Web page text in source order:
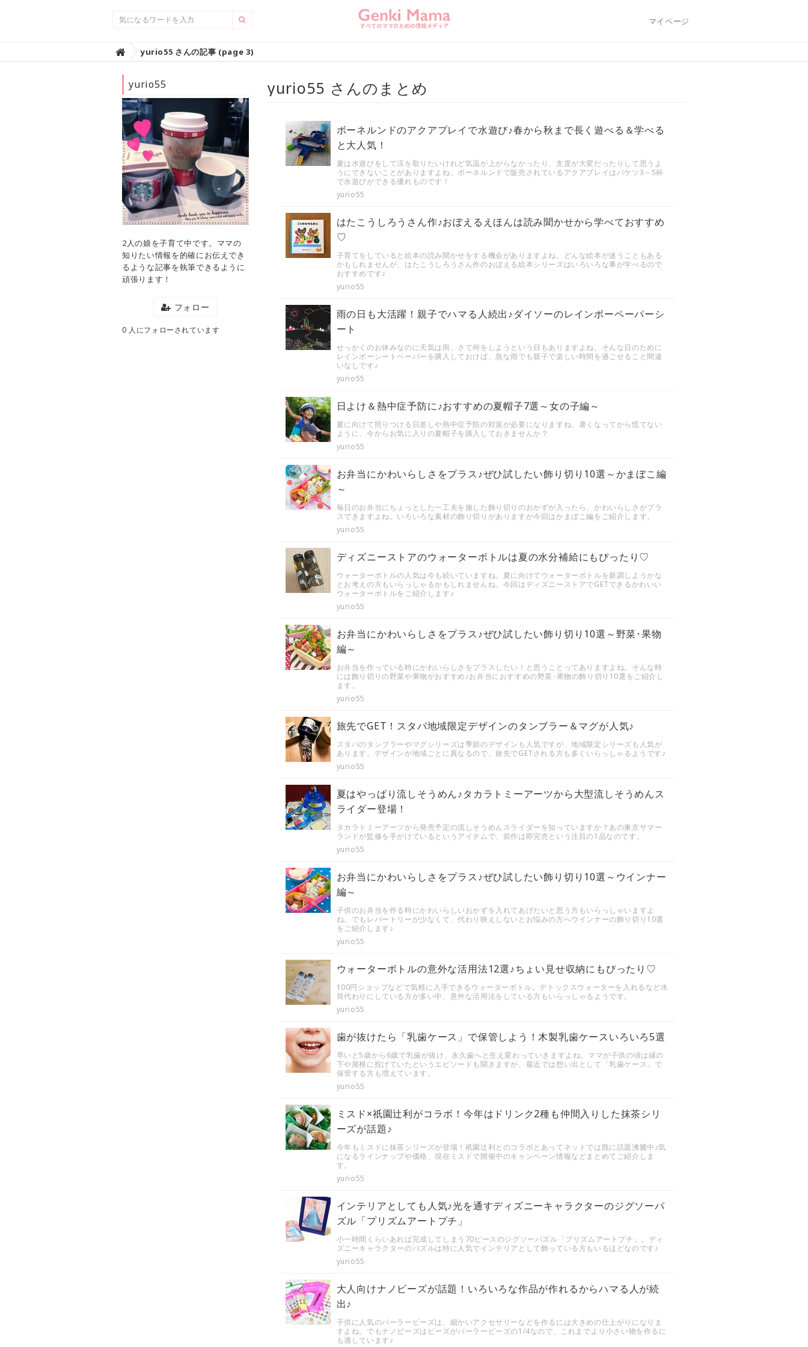
マイページ
Homeyurio55 さんの記事 (page 3)
yurio55
2人の娘を子育て中です。ママの
知りたい情報を的確にお伝えでき
るような記事を執筆できるように
頑張ります！
フォロー
0 人にフォローされています
yurio55 さんのまとめ
ボーネルンドのアクアプレイで水遊び♪春から秋まで長く遊べる＆学べる
と大人気！
夏は水遊びをして涼を取りたいけれど気温が上がらなかったり、支度が大変だったりして思うよ
うにできないことがありますよね。ボーネルンドで販売されているアクアプレイはバケツ3～5杯
で水遊びができる優れものです！
yurio55
はたこうしろうさん作♪おぼえるえほんは読み聞かせから学べておすすめ
♡
子育てをしていると絵本の読み聞かせをする機会がありますよね。どんな絵本が迷うこともある
かもしれませんが、はたこうしろうさん作のおぼえる絵本シリーズはいろいろな事が学べるので
おすすめです♪
yurio55
雨の日も大活躍！親子でハマる人続出♪ダイソーのレインボーペーパーシ
ート
せっかくのお休みなのに天気は雨。さて何をしようという日もありますよね。そんな日のために
レインボーシートペーパーを購入しておけば、急な雨でも親子で楽しい時間を過ごせること間違
いなしです♪
yurio55
日よけ＆熱中症予防に♪おすすめの夏帽子7選～女の子編～
夏に向けて照りつける日差しや熱中症予防の対策が必要になりますね。暑くなってから慌てない
ように、今からお気に入りの夏帽子を購入しておきませんか？
yurio55
お弁当にかわいらしさをプラス♪ぜひ試したい飾り切り10選～かまぼこ編
～
毎日のお弁当にちょっとした一工夫を施した飾り切りのおかずが入ったら、かわいらしさがプラ
スできますよね。いろいろな素材の飾り切りがありますが今回はかまぼこ編をご紹介します。
yurio55
ディズニーストアのウォーターボトルは夏の水分補給にもぴったり♡
ウォーターボトルの人気は今も続いていますね。夏に向けてウォーターボトルを新調しようかな
とお考えの方もいらっしゃるかもしれませんね。今回はディズニーストアでGETできるかわいい
ウォーターボトルをご紹介します♪
yurio55
お弁当にかわいらしさをプラス♪ぜひ試したい飾り切り10選～野菜･果物
編～
お弁当を作っている時にかわいらしさをプラスしたい！と思うことってありますよね。そんな時
には飾り切りの野菜や果物がおすすめ♪お弁当におすすめの野菜･果物の飾り切り10選をご紹介し
ます。
yurio55
旅先でGET！スタバ地域限定デザインのタンブラー＆マグが人気♪
スタバのタンブラーやマグシリーズは季節のデザインも人気ですが、地域限定シリーズも人気が
あります。デザインが地域ごとに異なるので、旅先でGETされる方も多くいらっしゃるようです♪
yurio55
夏はやっぱり流しそうめん♪タカラトミーアーツから大型流しそうめんス
ライダー登場！
タカラトミーアーツから発売予定の流しそうめんスライダーを知っていますか？あの東京サマー
ランドが監修を手がけているというアイテムで、前作は即完売という注目の1品なのです。
yurio55
お弁当にかわいらしさをプラス♪ぜひ試したい飾り切り10選～ウインナー
編～
子供のお弁当を作る時にかわいらしいおかずを入れてあげたいと思う方もいらっしゃいますよ
ね。でもレパートリーが少なくて、代わり映えしないとお悩みの方へウインナーの飾り切り10選
をご紹介します♪
yurio55
ウォーターボトルの意外な活用法12選♪ちょい見せ収納にもぴったり♡
100円ショップなどで気軽に入手できるウォーターボトル。デトックスウォーターを入れるなど水
筒代わりにしている方が多い中、意外な活用法をしている方もいらっしゃるようです。
yurio55
歯が抜けたら「乳歯ケース」で保管しよう！木製乳歯ケースいろいろ5選
早いと5歳から6歳で乳歯が抜け、永久歯へと生え変わっていきますよね。ママが子供の頃は縁の
下や屋根に投げていたというエピソードも聞きますが、最近では想い出として「乳歯ケース」で
保管する方も増えています。
yurio55
ミスド×祇園辻利がコラボ！今年はドリンク2種も仲間入りした抹茶シリ
ーズが話題♪
今年もミスドに抹茶シリーズが登場！祇園辻利とのコラボとあってネットでは既に話題沸騰中♪気
になるラインナップや価格、現在ミスドで開催中のキャンペーン情報などまとめてご紹介しま
す。
yurio55
インテリアとしても人気♪光を通すディズニーキャラクターのジグソーパ
ズル「プリズムアートプチ」
小一時間くらいあれば完成してしまう70ピースのジグソーパズル「プリズムアートプチ」。ディ
ズニーキャラクターのパズルは特に人気でインテリアとして飾っている方もいるほどなのです♪
yurio55
大人向けナノビーズが話題！いろいろな作品が作れるからハマる人が続
出♪
子供に人気のパーラービーズは、細かいアクセサリーなどを作るには大きめの仕上がりになりま
すよね。でもナノビーズはビーズがパーラービーズの1/4なので、これまでより小さい物を作るに
も適しています♪